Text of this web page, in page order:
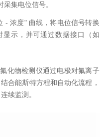
集电位信号。
- 浓度" 曲线，将电位信号转换
示，并可通过数据接口（如
化物检测仪通过电极对氟离子
合能斯特方程和自动化流程，
续监测。